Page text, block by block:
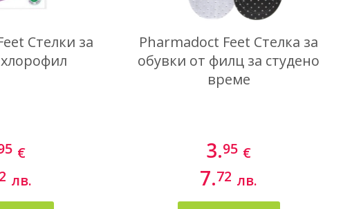
Стелки за
€
лв.
Pharmadoct Feet Стелка за
обувки от филц за студено
време
3.95 €
7.72 лв.